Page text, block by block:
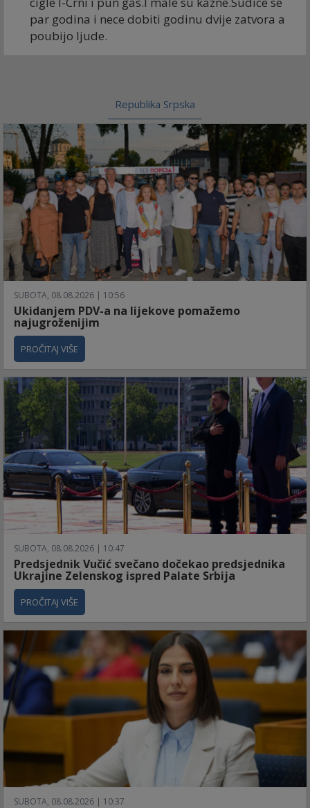
par godina i nece dobiti godinu dvije zatvora a
poubijo ljude.
Republika Srpska
SUBOTA, 08.08.2026 | 10:56
Ukidanjem PDV-a na lijekove pomažemo
najugroženijim
PROČITAJ VIŠE
SUBOTA, 08.08.2026 | 10:47
Predsjednik Vučić svečano dočekao predsjednika
Ukrajine Zelenskog ispred Palate Srbija
PROČITAJ VIŠE
SUBOTA, 08.08.2026 | 10:37